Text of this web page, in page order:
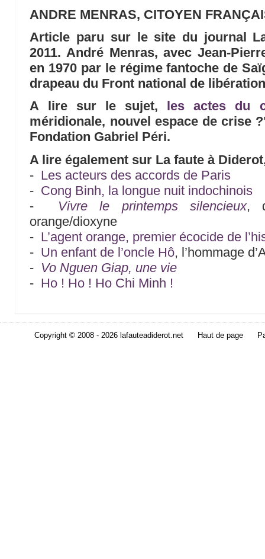
ANDRE MENRAS, CITOYEN
Article paru sur le site du journal
2011. André Menras, avec Jean-
en 1970 par le régime fantoche de
drapeau du Front national de
A lire sur le sujet,
les actes du
méridionale, nouvel espace de crise
Fondation Gabriel Péri.
A lire également sur La faute à
- Les acteurs des accords de Paris
- Cong Binh, la longue nuit indochinois
- Vivre le printemps silencieux,
orange/dioxyne
- L’agent orange, premier écocide de
- Un enfant de l’oncle Hô, l’hommage
- Vo Nguen Giap, une vie
- Ho ! Ho ! Ho Chi Minh !
Copyright © 2008 - 2026 lafauteadiderot.net Haut de page